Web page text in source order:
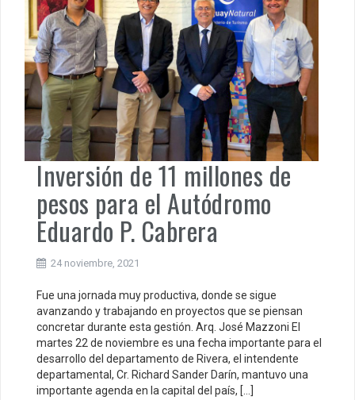
Inversión de 11 millones de
pesos para el Autódromo
Eduardo P. Cabrera
24 noviembre, 2021
Fue una jornada muy productiva, donde se sigue
avanzando y trabajando en proyectos que se piensan
concretar durante esta gestión. Arq. José Mazzoni El
martes 22 de noviembre es una fecha importante para el
desarrollo del departamento de Rivera, el intendente
departamental, Cr. Richard Sander Darín, mantuvo una
importante agenda en la capital del país, […]